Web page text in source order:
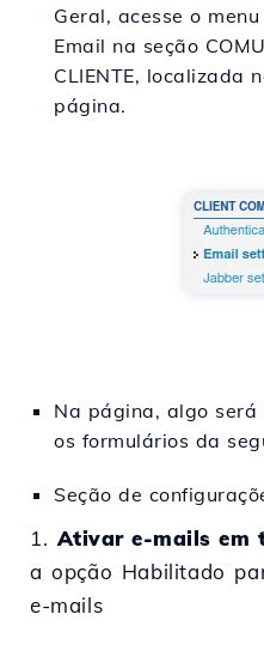
Geral, acesse o
Email na seção
CLIENTE, localizada
página.
Na página, algo será
os formulários da
Seção de
1.Ativar e-mails em
a opção Habilitado
e-mails